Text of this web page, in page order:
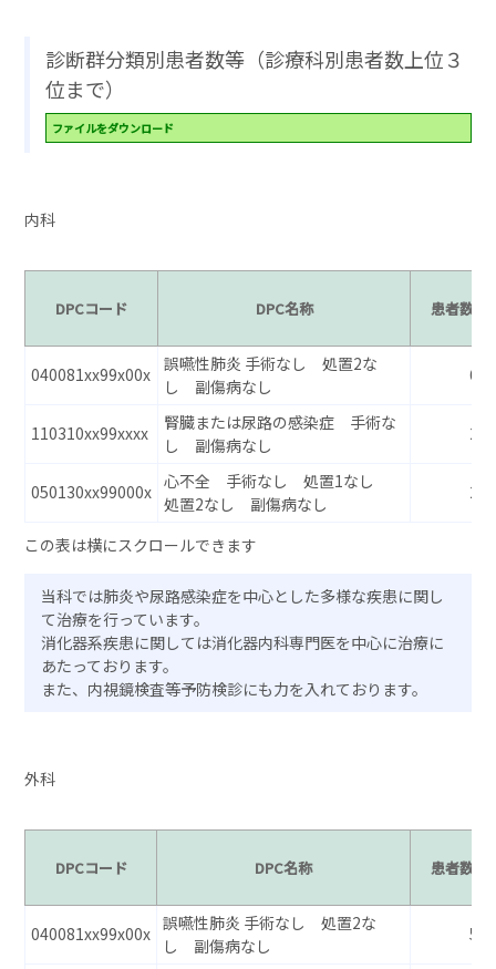
診断群分類別患者数等（診療科別患者数上位３
位まで）
ファイルをダウンロード
内科
DPCコード DPC名称 患者数
040081xx99x00x
誤嚥性肺炎 手術なし 処置2な
し 副傷病なし
66
110310xx99xxxx
腎臓または尿路の感染症 手術な
し 副傷病なし
29
050130xx99000x 心不全 手術なし 処置1なし
処置2なし 副傷病なし
22
当科では肺炎や尿路感染症を中心とした多様な疾患に関し
て治療を行っています。
消化器系疾患に関しては消化器内科専門医を中心に治療に
あたっております。
また、内視鏡検査等予防検診にも力を入れております。
外科
DPCコード DPC名称 患者数
040081xx99x00x 誤嚥性肺炎 手術なし 処置2な
し 副傷病なし
54